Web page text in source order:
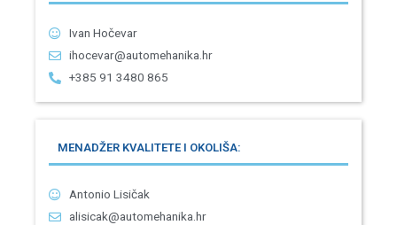
Ivan Hočevar
ihocevar@automehanika.hr
+385 91 3480 865
MENADŽER KVALITETE I OKOLIŠA:
Antonio Lisičak
alisicak@automehanika.hr